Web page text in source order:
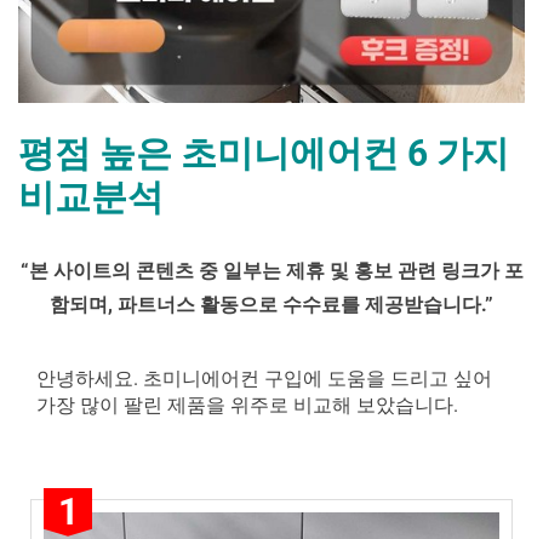
평점 높은 초미니에어컨 6 가지
비교분석
on
점
높
미
니
컨 6 가
지
“본 사이트의 콘텐츠 중 일부는 제휴 및 홍보 관련 링크가 포
함되며, 파트너스 활동으로 수수료를 제공받습니다.”
안녕하세요. 초미니에어컨 구입에 도움을 드리고 싶어
가장 많이 팔린 제품을 위주로 비교해 보았습니다.
1